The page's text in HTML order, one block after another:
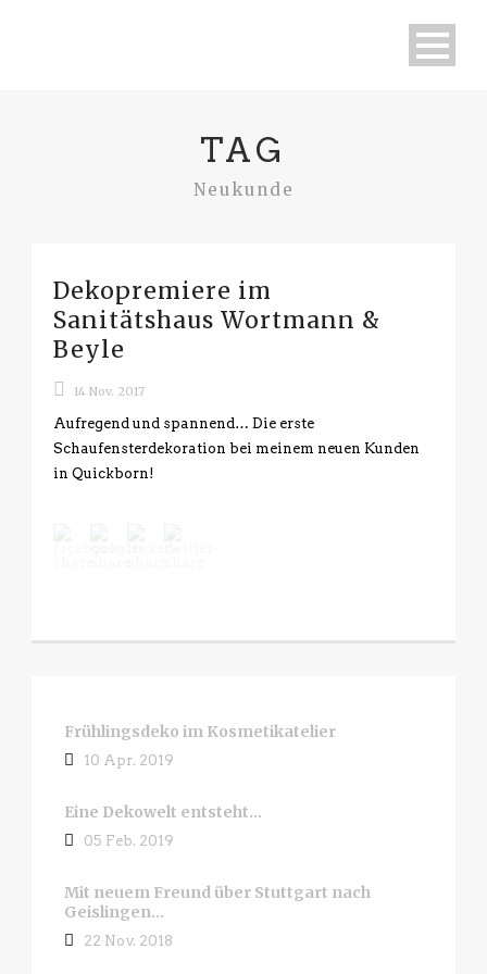
TAG
Neukunde
Dekopremiere im
Sanitätshaus Wortmann &
Beyle
14 Nov. 2017
Aufregend und spannend… Die erste
Schaufensterdekoration bei meinem neuen Kunden
in Quickborn!
Frühlingsdeko im Kosmetikatelier
10 Apr. 2019
Eine Dekowelt entsteht…
05 Feb. 2019
Mit neuem Freund über Stuttgart nach
Geislingen…
22 Nov. 2018